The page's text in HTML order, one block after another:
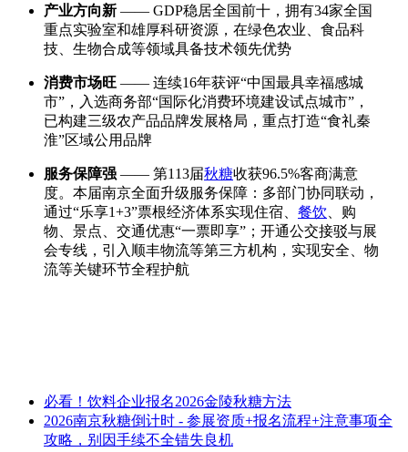
产业方向新 —— GDP稳居全国前十，拥有34家全国
重点实验室和雄厚科研资源，在绿色农业、食品科
技、生物合成等领域具备技术领先优势
消费市场旺 —— 连续16年获评“中国最具幸福感城
市”，入选商务部“国际化消费环境建设试点城市”，
已构建三级农产品品牌发展格局，重点打造“食礼秦
淮”区域公用品牌
服务保障强 —— 第113届秋糖收获96.5%客商满意
度。本届南京全面升级服务保障：多部门协同联动，
通过“乐享1+3”票根经济体系实现住宿、 餐饮 、购
物、景点、交通优惠“一票即享”；开通公交接驳与展
会专线，引入顺丰物流等第三方机构，实现安全、物
流等关键环节全程护航
必看！饮料企业报名2026金陵秋糖方法
2026南京秋糖倒计时 - 参展资质+报名流程+注意事项全
攻略，别因手续不全错失良机